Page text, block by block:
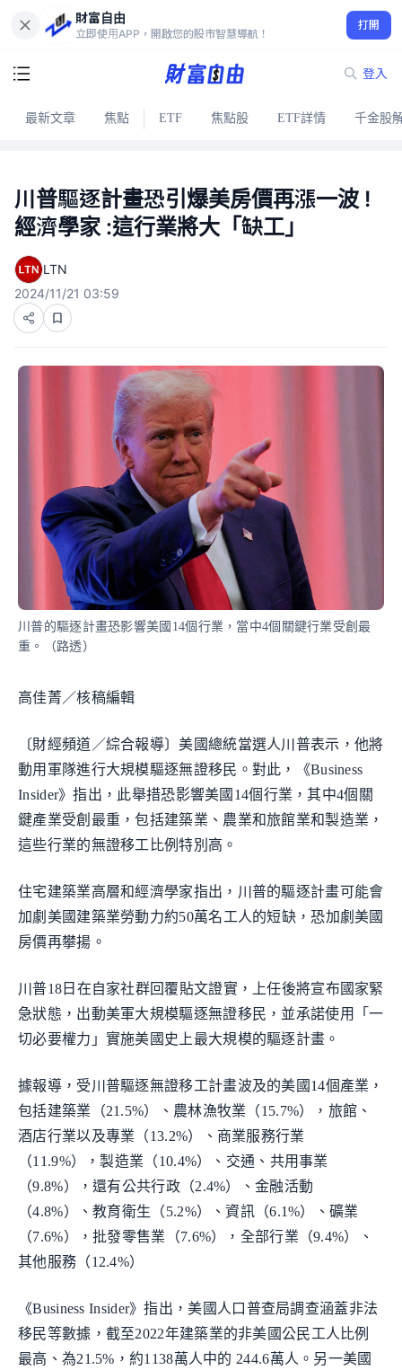
財富自由
立即使用APP，開啟您的股市智慧導航！
打開
登入
最新文章 焦點 ETF 焦點股 ETF詳情 千金股
川普驅逐計畫恐引爆美房價再漲一波 !
經濟學家 :這行業將大「缺工」
LTN
2024/11/21 03:59
川普的驅逐計畫恐影響美國14個行業，當中4個關鍵行業受創最
重。（路透）
高佳菁／核稿編輯
〔財經頻道／綜合報導〕美國總統當選人川普表示，他將
動用軍隊進行大規模驅逐無證移民。對此，《Business
Insider》指出，此舉措恐影響美國14個行業，其中4個關
鍵產業受創最重，包括建築業、農業和旅館業和製造業，
這些行業的無證移工比例特別高。
住宅建築業高層和經濟學家指出，川普的驅逐計畫可能會
加劇美國建築業勞動力約50萬名工人的短缺，恐加劇美國
房價再攀揚。
川普18日在自家社群回覆貼文證實，上任後將宣布國家緊
急狀態，出動美軍大規模驅逐無證移民，並承諾使用「一
切必要權力」實施美國史上最大規模的驅逐計畫。
據報導，受川普驅逐無證移工計畫波及的美國14個產業，
包括建築業（21.5%）、農林漁牧業（15.7%），旅館、
酒店行業以及專業（13.2%）、商業服務行業
（11.9%），製造業（10.4%）、交通、共用事業
（9.8%），還有公共行政（2.4%）、金融活動
（4.8%）、教育衛生（5.2%）、資訊（6.1%）、礦業
（7.6%），批發零售業（7.6%），全部行業（9.4%）、
其他服務（12.4%）
《Business Insider》指出，美國人口普查局調查涵蓋非法
移民等數據，截至2022年建築業的非美國公民工人比例
最高、為21.5%，約1138萬人中的 244.6萬人。另一美國